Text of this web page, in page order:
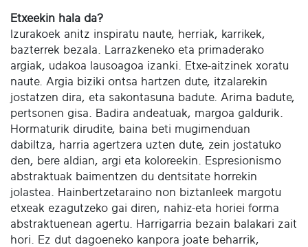
Etxeekin hala da?
Izurakoek anitz inspiratu naute, herriak, karrikek,
bazterrek bezala. Larrazkeneko eta primaderako
argiak, udakoa lausoagoa izanki. Etxe-aitzinek xoratu
naute. Argia biziki ontsa hartzen dute, itzalarekin
jostatzen dira, eta sakontasuna badute. Arima badute,
pertsonen gisa. Badira andeatuak, margoa galdurik.
Hormaturik dirudite, baina beti mugimenduan
dabiltza, harria agertzera uzten dute, zein jostatuko
den, bere aldian, argi eta koloreekin. Espresionismo
abstraktuak baimentzen du dentsitate horrekin
jolastea. Hainbertzetaraino non biztanleek margotu
etxeak ezagutzeko gai diren, nahiz-eta horiei forma
abstraktuenean agertu. Harrigarria bezain balakari zait
hori. Ez dut dagoeneko kanpora joate beharrik,